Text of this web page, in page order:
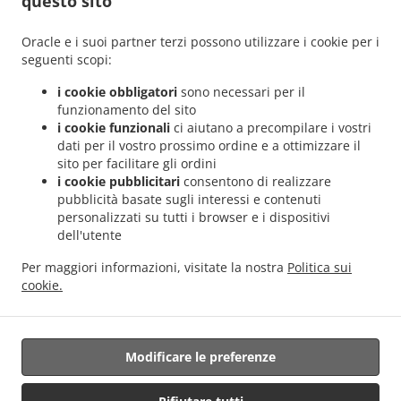
Oracle e i suoi partner terzi possono utilizzare i cookie per i
seguenti scopi:
i cookie obbligatori sono necessari per il
funzionamento del sito
i cookie funzionali ci aiutano a precompilare i vostri
dati per il vostro prossimo ordine e a ottimizzare il
sito per facilitare gli ordini
i cookie pubblicitari consentono di realizzare
pubblicità basate sugli interessi e contenuti
personalizzati su tutti i browser e i dispositivi
dell'utente
Per maggiori informazioni, visitate la nostra Politica sui
cookie.
Modificare le preferenze
Helmdange
.
cibo Lorentzweiler Hunsdorf
Sicilian Consegna del cibo Lorentzweiler Hielem
Sicilian Consegna del cibo Lorentzweiler
. Sicilian Consegna del cibo Helmdange .
Sicilian Consegna del cibo
Kehlen Bridel
Sicilian Consegna del cibo Kehlen Brameschhaff
Sicilian Consegna del
cibo Kehlen . Sicilian Consegna del cibo Contern . Sicilian Consegna del cibo Alzingen
Sicilian Consegna del cibo Findel Hamm . Sicilian Consegna del cibo Findel
Consegna del cibo Roeser Kockelscheuer
.
Sicilian Consegna del cibo Roeser Alzingen . Sicilian Consegna del cibo
Roeser Bivange . Sicilian Consegna del cibo Roeser Fentange
Sandweiler Hamm